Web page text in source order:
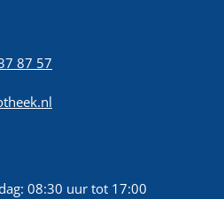
87 57
08:30 uur tot 17:00